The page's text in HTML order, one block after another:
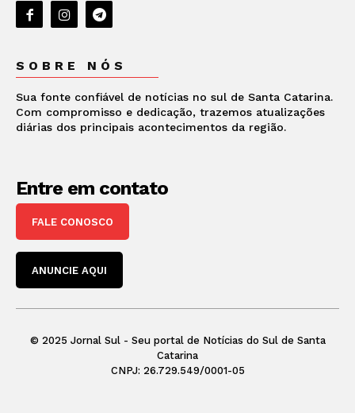
SOBRE NÓS
Sua fonte confiável de notícias no sul de Santa Catarina.
Com compromisso e dedicação, trazemos atualizações
diárias dos principais acontecimentos da região.
Entre em contato
FALE CONOSCO
ANUNCIE AQUI
© 2025 Jornal Sul - Seu portal de Notícias do Sul de Santa
Catarina
CNPJ: 26.729.549/0001-05